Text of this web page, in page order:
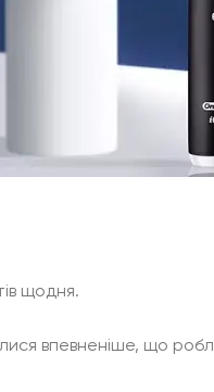
щодня.
впевненіше, що